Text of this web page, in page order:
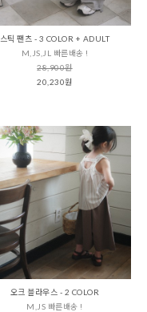
스틱 팬츠 - 3 COLOR + ADULT
M,JS,JL 빠른배송 !
28,900원
20,230원
오크 블라우스 - 2 COLOR
M,JS 빠른배송 !